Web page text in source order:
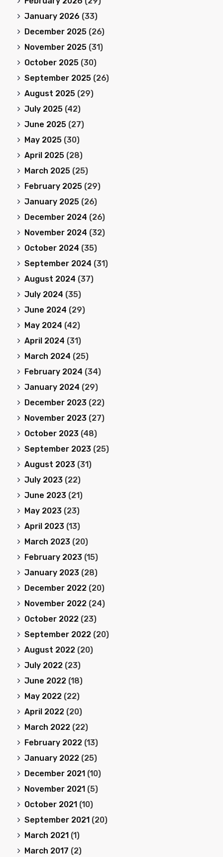
January 2026 (33)
December 2025 (26)
November 2025 (31)
October 2025 (30)
September 2025 (26)
August 2025 (29)
July 2025 (42)
June 2025 (27)
May 2025 (30)
April 2025 (28)
March 2025 (25)
February 2025 (29)
January 2025 (26)
December 2024 (26)
November 2024 (32)
October 2024 (35)
September 2024 (31)
August 2024 (37)
July 2024 (35)
June 2024 (29)
May 2024 (42)
April 2024 (31)
March 2024 (25)
February 2024 (34)
January 2024 (29)
December 2023 (22)
November 2023 (27)
October 2023 (48)
September 2023 (25)
August 2023 (31)
July 2023 (22)
June 2023 (21)
May 2023 (23)
April 2023 (13)
March 2023 (20)
February 2023 (15)
January 2023 (28)
December 2022 (20)
November 2022 (24)
October 2022 (23)
September 2022 (20)
August 2022 (20)
July 2022 (23)
June 2022 (18)
May 2022 (22)
April 2022 (20)
March 2022 (22)
February 2022 (13)
January 2022 (25)
December 2021 (10)
November 2021 (5)
October 2021 (10)
September 2021 (20)
March 2021 (1)
March 2017 (2)